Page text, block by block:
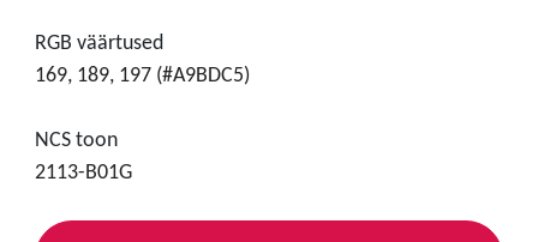
RGB väärtused
169, 189, 197 (#A9BDC5)
NCS toon
2113-B01G